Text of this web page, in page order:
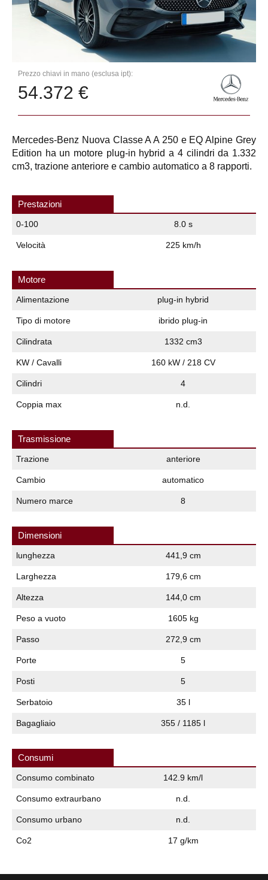
Prezzo chiavi in mano (esclusa ipt):
54.372 €
Mercedes-Benz Nuova Classe A A 250 e EQ Alpine Grey
Edition ha un motore plug-in hybrid a 4 cilindri da 1.332
cm3, trazione anteriore e cambio automatico a 8 rapporti.
Prestazioni
0-100 8.0 s
Velocità 225 km/h
Motore
Alimentazione plug-in hybrid
Tipo di motore ibrido plug-in
Cilindrata 1332 cm3
KW / Cavalli 160 kW / 218 CV
Cilindri 4
Coppia max n.d.
Trasmissione
Trazione anteriore
Cambio automatico
Numero marce 8
Dimensioni
lunghezza 441,9 cm
Larghezza 179,6 cm
Altezza 144,0 cm
Peso a vuoto 1605 kg
Passo 272,9 cm
Porte 5
Posti 5
Serbatoio 35 l
Bagagliaio 355 / 1185 l
Consumi
Consumo combinato 142.9 km/l
Consumo extraurbano n.d.
Consumo urbano n.d.
Co2 17 g/km